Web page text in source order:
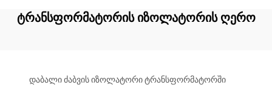
ტრანსფორმატორის იზოლატორის ღერო
დაბალი ძაბვის იზოლატორი ტრანსფორმატორში